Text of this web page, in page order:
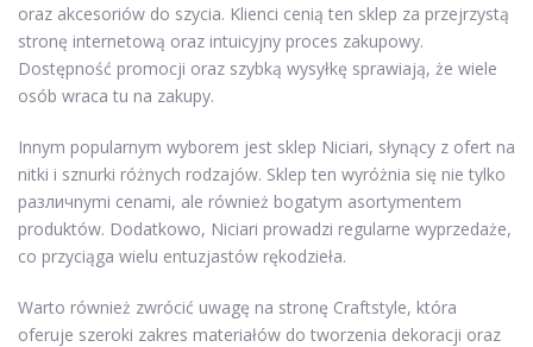
oraz akcesoriów do szycia. Klienci cenią ten sklep za przejrzystą
stronę internetową oraz intuicyjny proces zakupowy.
Dostępność promocji oraz szybką wysyłkę sprawiają, że wiele
osób wraca tu na zakupy.
Innym popularnym wyborem jest sklep Niciari, słynący z ofert na
nitki i sznurki różnych rodzajów. Sklep ten wyróżnia się nie tylko
различnymi cenami, ale również bogatym asortymentem
produktów. Dodatkowo, Niciari prowadzi regularne wyprzedaże,
co przyciąga wielu entuzjastów rękodzieła.
Warto również zwrócić uwagę na stronę Craftstyle, która
oferuje szeroki zakres materiałów do tworzenia dekoracji oraz